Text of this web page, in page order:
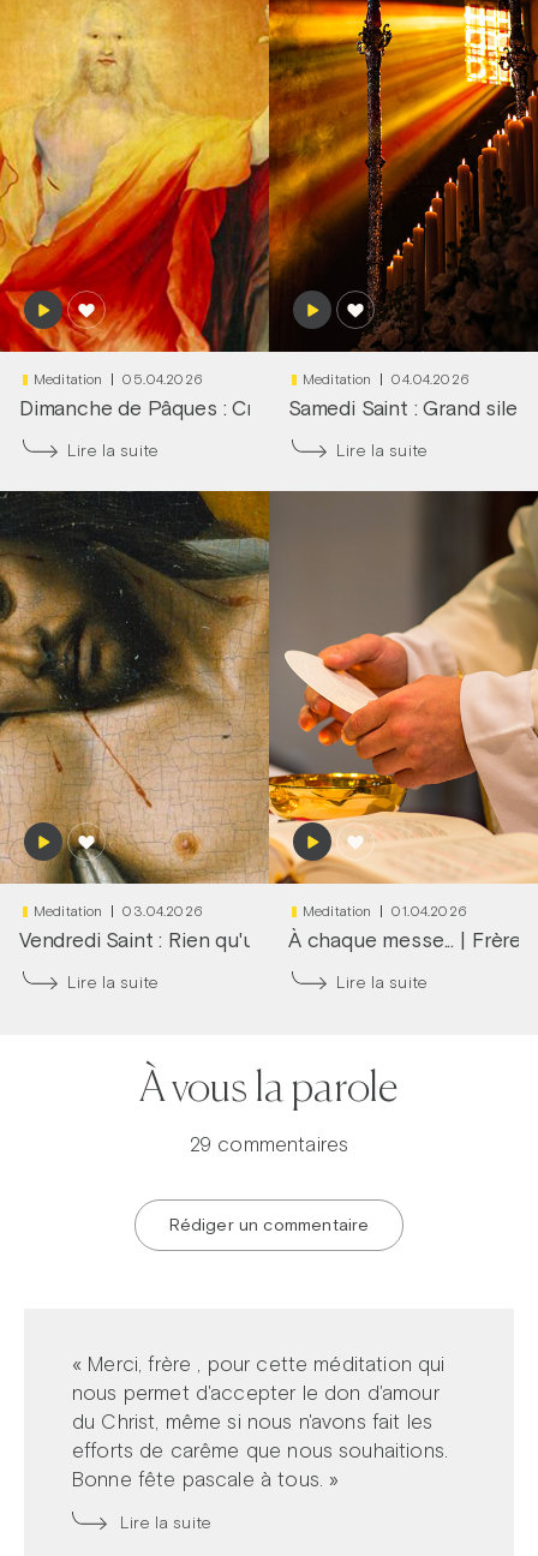
Meditation 05.04.2026
Dimanche de Pâques : Cri du cœur ! | Frère François-
Lire la suite
Meditation 04.04.2026
Samedi Saint : Grand
Lire la suite
Meditation 03.04.2026
Vendredi Saint : Rien qu'une larme dans tes yeux |
Lire la suite
Meditation 01.04.2026
À chaque messe... | Frère
Lire la suite
À vous la parole
29 commentaires
Rédiger un commentaire
« Merci, frère , pour cette méditation qui
nous permet d'accepter le don d'amour
du Christ, même si nous n'avons fait les
efforts de carême que nous souhaitions.
Bonne fête pascale à tous. »
Lire la suite